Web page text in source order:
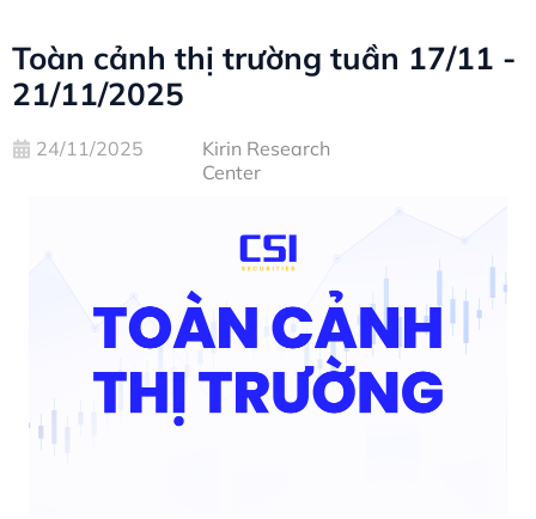
Toàn cảnh thị trường tuần 17/11 -
21/11/2025
24/11/2025
Kirin Research
Center